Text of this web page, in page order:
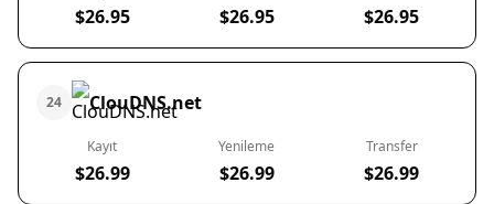
$26.95 $26.95 $26.95
24 ClouDNS.net
Kayıt
$26.99
Yenileme
$26.99
Transfer
$26.99